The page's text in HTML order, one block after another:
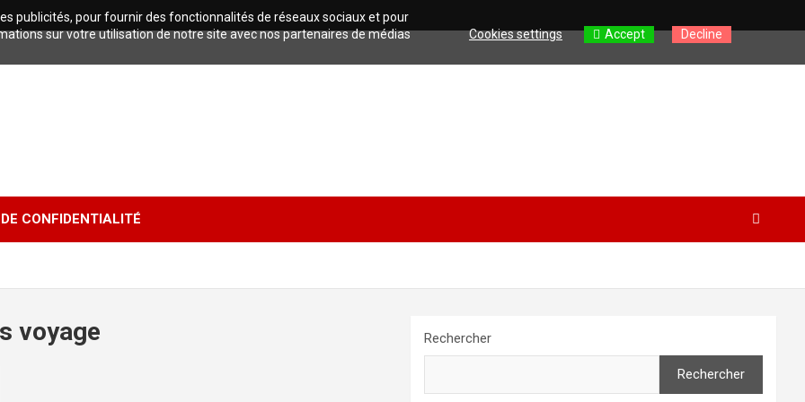
CONFIDENTIALITÉ
voyage Rechercher
Rechercher
publicités, pour fournir des fonctionnalités de réseaux sociaux et pour
sur votre utilisation de notre site avec nos partenaires de médias
Cookies settings Accept Decline